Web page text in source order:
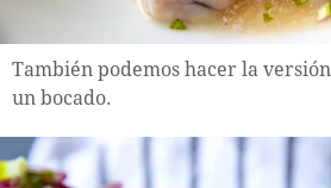
También podemos hacer la
un bocado.